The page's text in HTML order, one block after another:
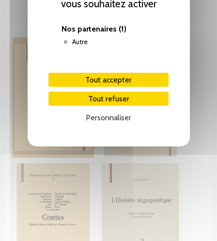
vous souhaitez activer
Nos partenaires (1)
Autre
Tout accepter
Tout refuser
Personnaliser